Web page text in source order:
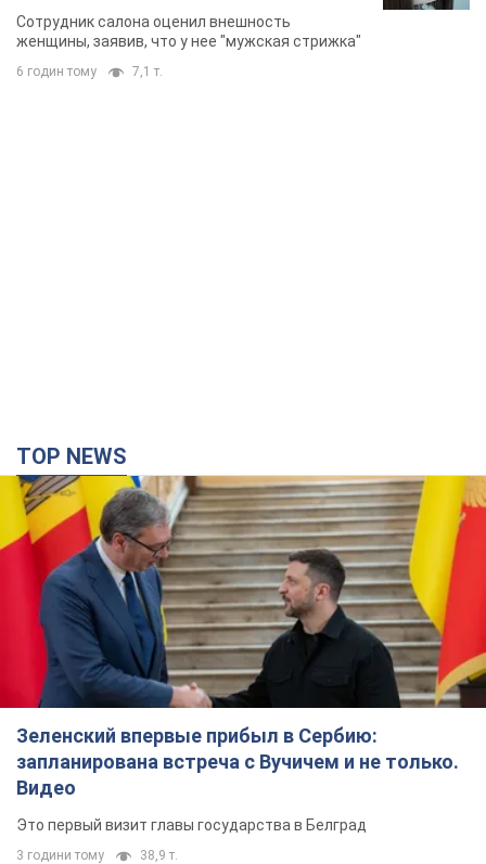
разгорелся скандал. Фото
Сотрудник салона оценил внешность
женщины, заявив, что у нее "мужская стрижка"
6 годин тому 7,1 т.
TOP NEWS
Зеленский впервые прибыл в Сербию:
запланирована встреча с Вучичем и не только.
Видео
Это первый визит главы государства в Белград
3 години тому 38,9 т.